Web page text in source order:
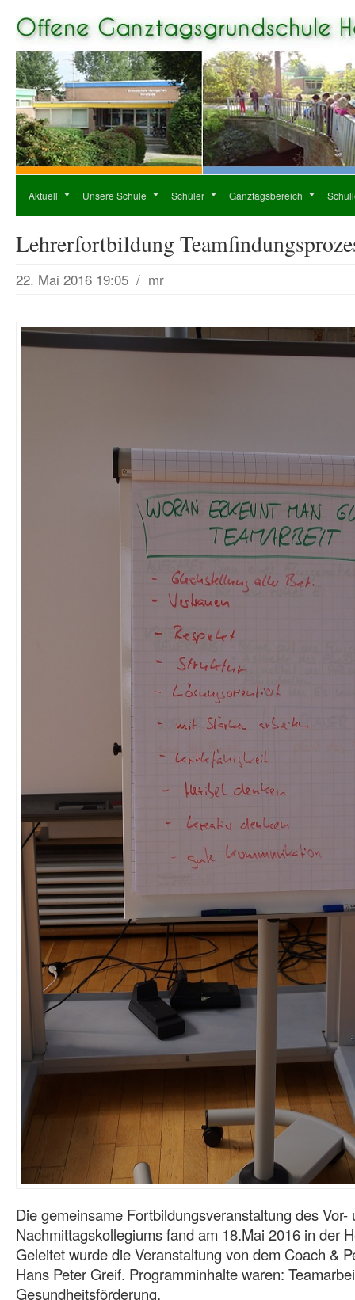
Aktuell Unsere Schule Schüler Ganztagsbereich
Lehrerfortbildung
22. Mai 2016 19:05 / mr
Die gemeinsame Fortbildungsveranstaltung des Vor-
Nachmittagskollegiums fand am 18.Mai 2016 in der
Geleitet wurde die Veranstaltung von dem Coach &
Hans Peter Greif. Programminhalte waren:
Gesundheitsförderung.